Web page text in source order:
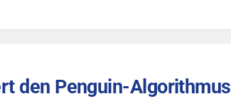
den Penguin-Algorithmus